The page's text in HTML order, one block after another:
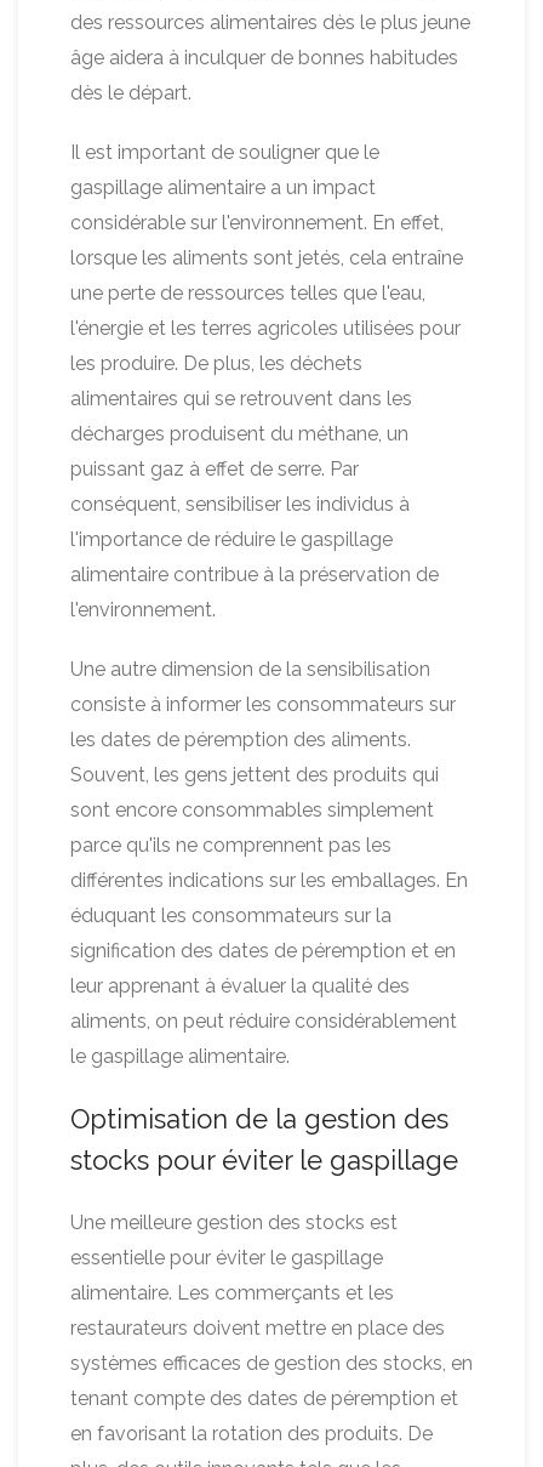
des ressources alimentaires dès le plus jeune
âge aidera à inculquer de bonnes habitudes
dès le départ.
Il est important de souligner que le
gaspillage alimentaire a un impact
considérable sur l'environnement. En effet,
lorsque les aliments sont jetés, cela entraîne
une perte de ressources telles que l'eau,
l'énergie et les terres agricoles utilisées pour
les produire. De plus, les déchets
alimentaires qui se retrouvent dans les
décharges produisent du méthane, un
puissant gaz à effet de serre. Par
conséquent, sensibiliser les individus à
l'importance de réduire le gaspillage
alimentaire contribue à la préservation de
l'environnement.
Une autre dimension de la sensibilisation
consiste à informer les consommateurs sur
les dates de péremption des aliments.
Souvent, les gens jettent des produits qui
sont encore consommables simplement
parce qu'ils ne comprennent pas les
différentes indications sur les emballages. En
éduquant les consommateurs sur la
signification des dates de péremption et en
leur apprenant à évaluer la qualité des
aliments, on peut réduire considérablement
le gaspillage alimentaire.
Optimisation de la gestion des
stocks pour éviter le gaspillage
Une meilleure gestion des stocks est
essentielle pour éviter le gaspillage
alimentaire. Les commerçants et les
restaurateurs doivent mettre en place des
systèmes efficaces de gestion des stocks, en
tenant compte des dates de péremption et
en favorisant la rotation des produits. De